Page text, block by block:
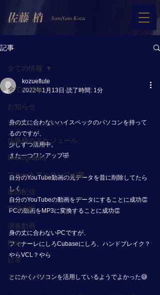
SatoSato Kozu
記事
全ての情報
お知らせ
フルートレッスン
佐藤梢のスケジュール
Discography
フルートアンサンブル蘭
楽譜配信
宵待小町
演奏動画
Blog
日常
スケジュール
全ての情報
kozueflute
2022年1月13日 読了時間: 1分
身の丈に合わないハイスペックのパソコンを持って
るのですが、
少しずつ活用中。
また一つワンアップ🤣
自分のYouTube動画の元データを昔に削除してたら
しく、
自分のYouTubeの動画をデータにすることに成功👏
PCの動画をMP3に変換することに成功👏
身の丈に合わないPCですが、
フィナーレにしろCubaseにしろ、ハンドブレイク？
やらVCL？やら
とにかくパソコンを活用しているようでよかった😅